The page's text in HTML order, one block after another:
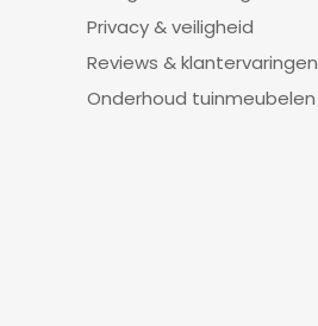
Privacy & veiligheid
Reviews & klantervaringen
Onderhoud tuinmeubelen